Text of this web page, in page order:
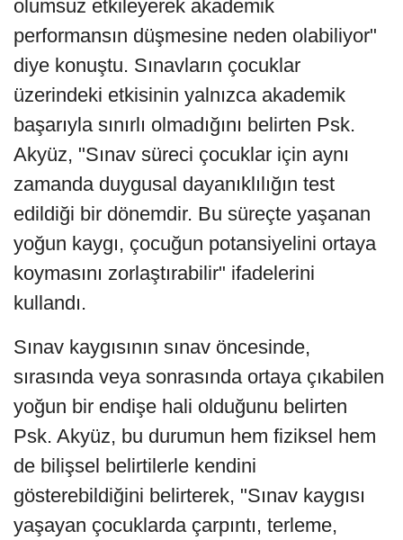
olumsuz etkileyerek akademik
performansın düşmesine neden olabiliyor"
diye konuştu. Sınavların çocuklar
üzerindeki etkisinin yalnızca akademik
başarıyla sınırlı olmadığını belirten Psk.
Akyüz, "Sınav süreci çocuklar için aynı
zamanda duygusal dayanıklılığın test
edildiği bir dönemdir. Bu süreçte yaşanan
yoğun kaygı, çocuğun potansiyelini ortaya
koymasını zorlaştırabilir" ifadelerini
kullandı.
Sınav kaygısının sınav öncesinde,
sırasında veya sonrasında ortaya çıkabilen
yoğun bir endişe hali olduğunu belirten
Psk. Akyüz, bu durumun hem fiziksel hem
de bilişsel belirtilerle kendini
gösterebildiğini belirterek, "Sınav kaygısı
yaşayan çocuklarda çarpıntı, terleme,